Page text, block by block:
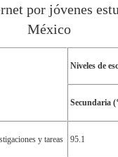
por jóvenes
México
Niveles de
Secundaria
y tareas 95.1